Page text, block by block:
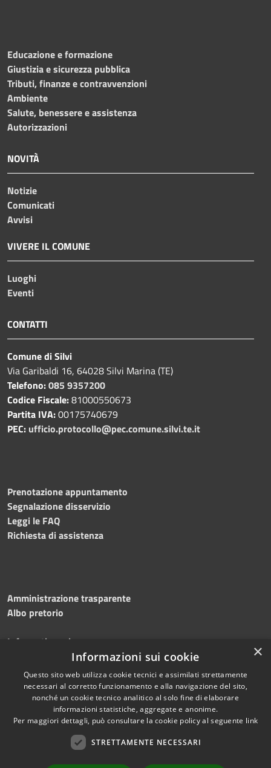
Educazione e formazione
Giustizia e sicurezza pubblica
Tributi, finanze e contravvenzioni
Ambiente
Salute, benessere e assistenza
Autorizzazioni
NOVITÀ
Notizie
Comunicati
Avvisi
VIVERE IL COMUNE
Luoghi
Eventi
CONTATTI
Comune di Silvi
Via Garibaldi 16, 64028 Silvi Marina (TE)
Telefono:085 9357200
Codice Fiscale:81000550673
Partita IVA:00175740679
PEC: ufficio.protocollo@pec.comune.silvi.te.it
Prenotazione appuntamento
Segnalazione disservizio
Leggi le FAQ
Richiesta di assistenza
Amministrazione trasparente
Albo pretorio
Informativa privacy
Dichiarazione di accessibilità
Copyright © 2026 • Comune di
Silvi • Powered by
×
Informazioni sui cookie
Questo sito web utilizza cookie tecnici e assimilati strettamente
necessari al corretto funzionamento e alla navigazione del sito,
nonché un cookie tecnico analitico al solo fine di elaborare
informazioni statistiche, aggregate e anonime.
Per maggiori dettagli, può consultare la cookie policy al seguente link
STRETTAMENTE NECESSARI